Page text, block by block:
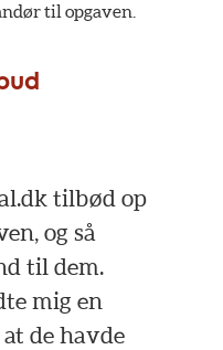
til opgaven.
tilbød op
og så
til dem.
mig en
de havde